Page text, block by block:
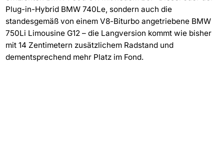
Plug-in-Hybrid BMW 740Le, sondern auch die
standesgemäß von einem V8-Biturbo angetriebene BMW
750Li Limousine G12 – die Langversion kommt wie bisher
mit 14 Zentimetern zusätzlichem Radstand und
dementsprechend mehr Platz im Fond.